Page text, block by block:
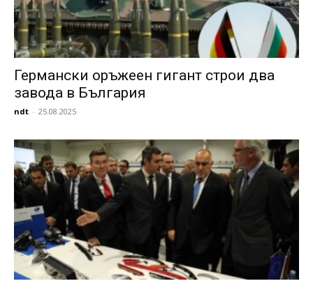
Германски оръжеен гигант строи два
завода в България
ndt - 25.08.2025